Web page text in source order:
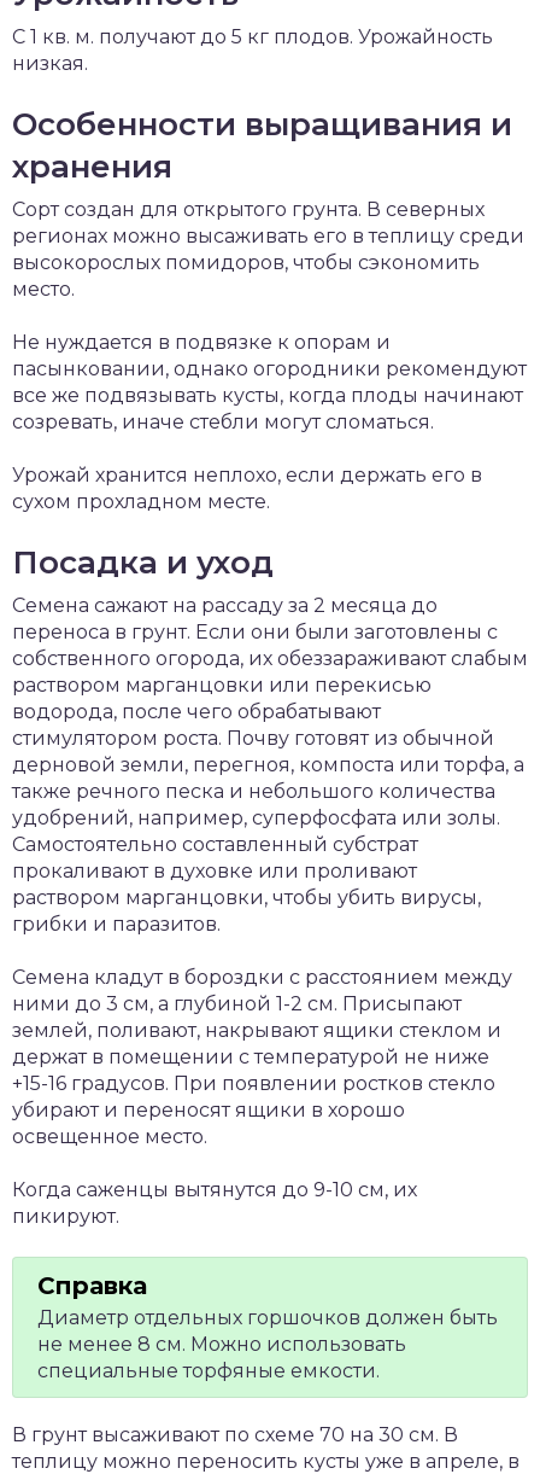
С 1 кв. м. получают до 5 кг плодов. Урожайность
низкая.
Особенности выращивания и
хранения
Сорт создан для открытого грунта. В северных
регионах можно высаживать его в теплицу среди
высокорослых помидоров, чтобы сэкономить
место.
Не нуждается в подвязке к опорам и
пасынковании, однако огородники рекомендуют
все же подвязывать кусты, когда плоды начинают
созревать, иначе стебли могут сломаться.
Урожай хранится неплохо, если держать его в
сухом прохладном месте.
Посадка и уход
Семена сажают на рассаду за 2 месяца до
переноса в грунт. Если они были заготовлены с
собственного огорода, их обеззараживают слабым
раствором марганцовки или перекисью
водорода, после чего обрабатывают
стимулятором роста. Почву готовят из обычной
дерновой земли, перегноя, компоста или торфа, а
также речного песка и небольшого количества
удобрений, например, суперфосфата или золы.
Самостоятельно составленный субстрат
прокаливают в духовке или проливают
раствором марганцовки, чтобы убить вирусы,
грибки и паразитов.
Семена кладут в бороздки с расстоянием между
ними до 3 см, а глубиной 1-2 см. Присыпают
землей, поливают, накрывают ящики стеклом и
держат в помещении с температурой не ниже
+15-16 градусов. При появлении ростков стекло
убирают и переносят ящики в хорошо
освещенное место.
Когда саженцы вытянутся до 9-10 см, их
пикируют.
Диаметр отдельных горшочков должен быть
не менее 8 см. Можно использовать
специальные торфяные емкости.
В грунт высаживают по схеме 70 на 30 см. В
теплицу можно переносить кусты уже в апреле, в